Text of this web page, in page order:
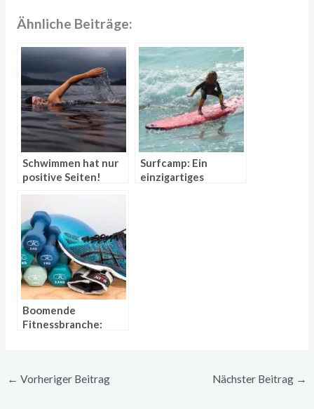
Ähnliche Beiträge:
Schwimmen hat nur
positive Seiten!
Surfcamp: Ein
einzigartiges
Boomende
Fitnessbranche:
← Vorheriger Beitrag Nächster Beitrag →